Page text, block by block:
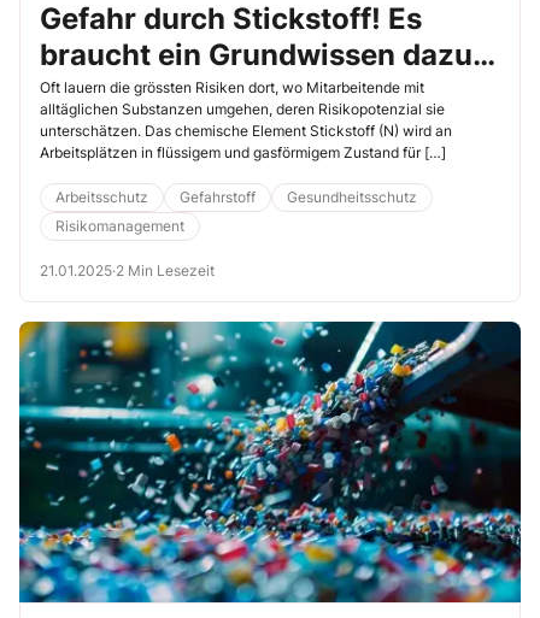
Gefahr durch Stickstoff! Es
braucht ein Grundwissen dazu
bei allen Beschäftigten
Oft lauern die grössten Risiken dort, wo Mitarbeitende mit
alltäglichen Substanzen umgehen, deren Risikopotenzial sie
unterschätzen. Das chemische Element Stickstoff (N) wird an
Arbeitsplätzen in flüssigem und gasförmigem Zustand für […]
Arbeitsschutz Gefahrstoff
Gesundheitsschutz
Risikomanagement
21.01.2025·2 Min Lesezeit